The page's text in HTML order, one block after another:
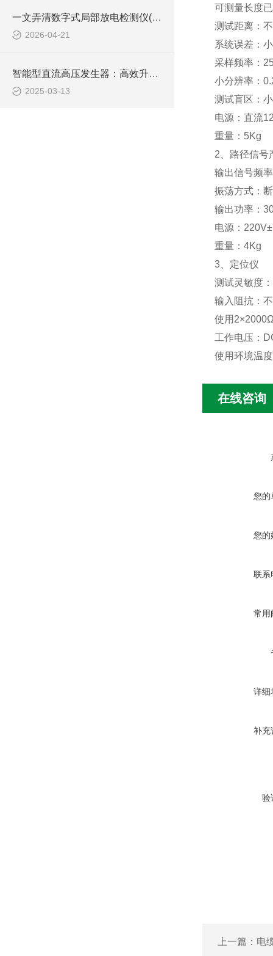
一文弄清数字式局部放电检测仪(本质、原理、优势及技术发展)
2026-04-21
智能型直流高压发生器：高效升压，稳定输出，为您的高压测试提供坚实保障
2025-03-13
可测量长度
测试距离：
系统误差：
采样频率：
小分辨率：
测试盲区：
电源：直流
重量：5Kg
2、路径信号
输出信号频
振荡方式：
输出功率：
电源：
重量：4Kg
3、定位仪
测试灵敏度
输入阻抗：
使用
工作电压：
使用环境温
在线咨询
您的
您的
联系
常用
详细
补充
验
上一篇： 电